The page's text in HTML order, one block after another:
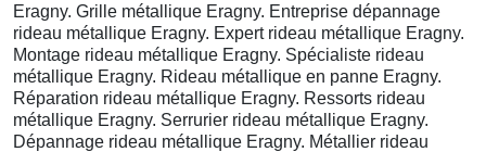
Eragny. Grille métallique Eragny. Entreprise dépannage
rideau métallique Eragny. Expert rideau métallique Eragny.
Montage rideau métallique Eragny. Spécialiste rideau
métallique Eragny. Rideau métallique en panne Eragny.
Réparation rideau métallique Eragny. Ressorts rideau
métallique Eragny. Serrurier rideau métallique Eragny.
Dépannage rideau métallique Eragny. Métallier rideau